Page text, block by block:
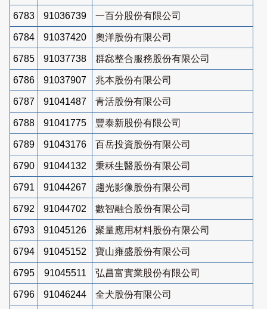
6783 91036739 一百分股份有限公司
6784 91037420 奧洋股份有限公司
6785 91037738 群惢整合服務股份有限公司
6786 91037907 兆本股份有限公司
6787 91041487 青活股份有限公司
6788 91041775 豐泰新股份有限公司
6789 91043176 百岳投資股份有限公司
6790 91044132 秉秝生醫股份有限公司
6791 91044267 趨光影像股份有限公司
6792 91044702 數智融合股份有限公司
6793 91045126 聚量應用材料股份有限公司
6794 91045152 寶山雍盛股份有限公司
6795 91045511 弘昌富實業股份有限公司
6796 91046244 全犬股份有限公司